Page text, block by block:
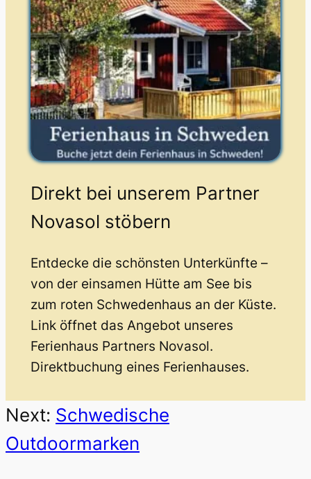
Direkt bei unserem Partner
Novasol stöbern
Entdecke die schönsten Unterkünfte –
von der einsamen Hütte am See bis
zum roten Schwedenhaus an der Küste.
Link öffnet das Angebot unseres
Ferienhaus Partners Novasol.
Direktbuchung eines Ferienhauses.
Next: Schwedische
Outdoormarken